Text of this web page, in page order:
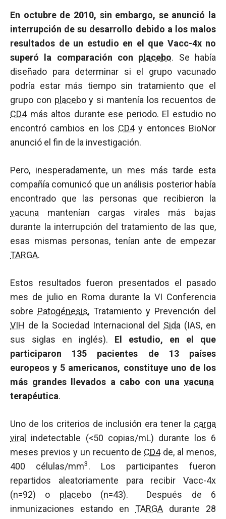
En octubre de 2010, sin embargo, se anunció la
interrupción de su desarrollo debido a los malos
resultados de un estudio en el que Vacc-4x no
superó la comparación con placebo. Se había
diseñado para determinar si el grupo vacunado
podría estar más tiempo sin tratamiento que el
grupo con placeboy si mantenía los recuentos de
CD4más altos durante ese periodo. El estudio no
encontró cambios en los CD4y entonces BioNor
anunció el fin de la investigación.
Pero, inesperadamente, un mes más tarde esta
compañía comunicó que un análisis posterior había
encontrado que las personas que recibieron la
vacuna mantenían cargas virales más bajas
durante la interrupción del tratamiento de las que,
esas mismas personas, tenían ante de empezar
TARGA.
Estos resultados fueron presentados el pasado
mes de julio en Roma durante la VI Conferencia
sobre Patogénesis, Tratamiento y Prevención del
VIH de la Sociedad Internacional del Sida (IAS, en
sus siglas en inglés). El estudio, en el que
participaron 135 pacientes de 13 países
europeos y 5 americanos, constituye uno de los
más grandes llevados a cabo con una vacuna
terapéutica.
Uno de los criterios de inclusión era tener la carga
viral
indetectable (<50 copias/mL) durante los 6
meses previos y un recuento de CD4de, al menos,
400 células/mm3. Los participantes fueron
repartidos aleatoriamente para recibir Vacc-4x
(n=92) o placebo(n=43). Después de 6
inmunizaciones estando en TARGA durante 28